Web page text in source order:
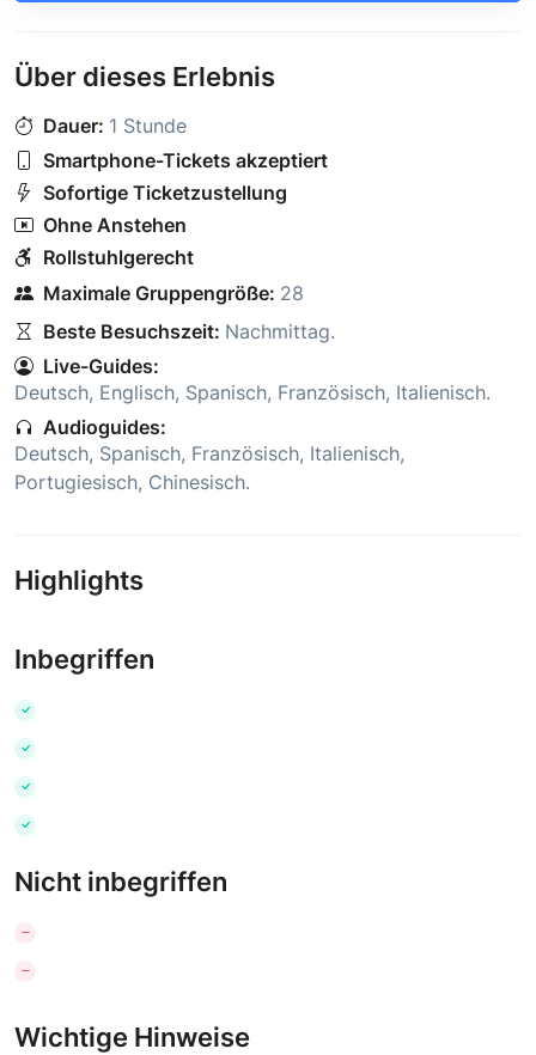
Über dieses Erlebnis
Dauer: 1 Stunde
Smartphone-Tickets akzeptiert
Sofortige Ticketzustellung
Ohne Anstehen
Rollstuhlgerecht
Maximale Gruppengröße: 28
Beste Besuchszeit: Nachmittag.
Live-Guides:
Deutsch, Englisch, Spanisch, Französisch, Italienisch.
Audioguides:
Deutsch, Spanisch, Französisch, Italienisch,
Portugiesisch, Chinesisch.
Highlights
Inbegriffen
Nicht inbegriffen
Wichtige Hinweise